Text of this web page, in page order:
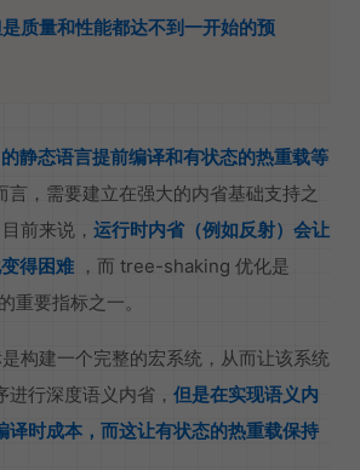
质量和性能都达不到一开始的预
静态语言提前编译和有状态的热重载等
言，需要建立在强大的内省基础支持之
前来说， 运行时内省（例如反射）会让
得困难 ，而 tree-shaking 优化是
重要指标之一。
构建一个完整的宏系统，从而让该系统
行深度语义内省， 但是在实现语义内
译时成本，而这让有状态的热重载保持